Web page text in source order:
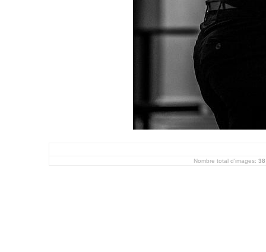
Nombre total d'images: 38